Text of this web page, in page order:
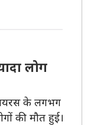
लोग
के लगभग
की मौत हुई।